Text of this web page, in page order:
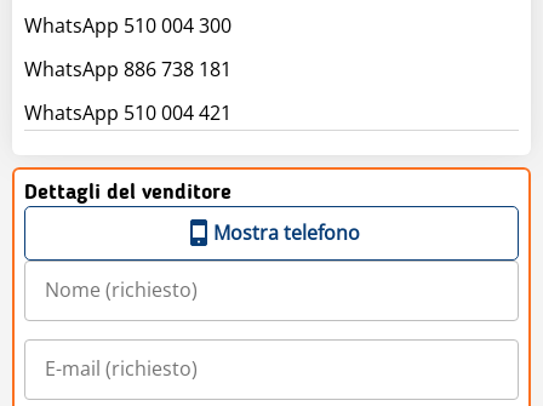
WhatsApp 510 004 300
WhatsApp 886 738 181
WhatsApp 510 004 421
Dettagli del venditore
Mostra telefono